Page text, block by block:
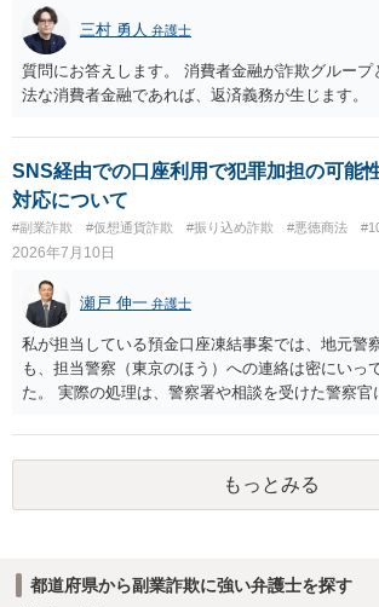
三村 勇人 弁護士
質問にお答えします。 消費者金融が詐欺グループ
法な消費者金融であれば、返済義務が生じます。
SNS経由での口座利用で犯罪加担の可能
対応について
#副業詐欺 #仮想通貨詐欺 #振り込め詐欺 #悪徳商法
2026年7月10日
瀬戸 伸一 弁護士
私が担当している預金口座凍結事案では、地元警
も、担当警察（東京のほう）への連絡は密にいっ
た。 実際の処理は、警察署や相談を受けた警察
いて弁護士に依頼を検討されてください。
もっとみる
都道府県から副業詐欺に強い弁護士を探す